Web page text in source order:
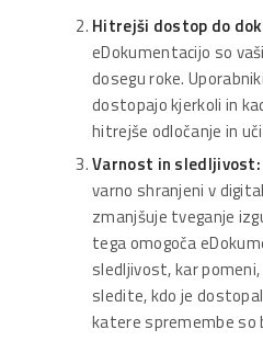
Hitrejši dostop do
eDokumentacijo so
dosegu roke.
dostopajo kjerkoli in
hitrejše odločanje in
Varnost in sledljivost:
varno shranjeni v
zmanjšuje tveganje
tega omogoča
sledljivost, kar
sledite, kdo je
katere spremembe so